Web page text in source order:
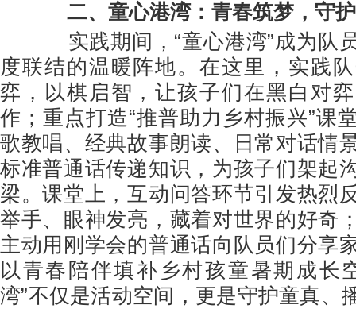
二、 童心港湾：青春筑梦，守
实践期间，“童心港湾”成为队
度联结的温暖阵地。在这里，实践
弈，以棋启智，让孩子们在黑白对
作；重点打造“推普助力乡村振兴”课
歌教唱、经典故事朗读、日常对话情
标准普通话传递知识，为孩子们架起
梁。课堂上，互动问答环节引发热烈
举手、眼神发亮，藏着对世界的好奇
主动用刚学会的普通话向队员们分享
以青春陪伴填补乡村孩童暑期成长
湾”不仅是活动空间，更是守护童真、